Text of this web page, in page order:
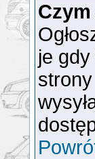
Czym
je